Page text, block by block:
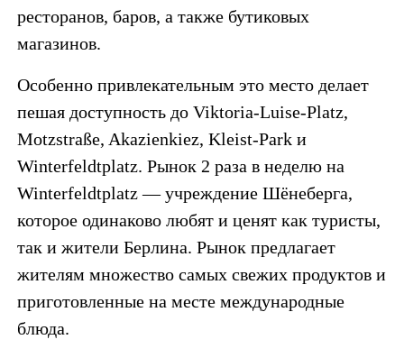
ресторанов, баров, а также бутиковых
магазинов.
Особенно привлекательным это место делает
пешая доступность до Viktoria-Luise-Platz,
Motzstraße, Akazienkiez, Kleist-Park и
Winterfeldtplatz. Рынок 2 раза в неделю на
Winterfeldtplatz — учреждение Шёнеберга,
которое одинаково любят и ценят как туристы,
так и жители Берлина. Рынок предлагает
жителям множество самых свежих продуктов и
приготовленные на месте международные
блюда.